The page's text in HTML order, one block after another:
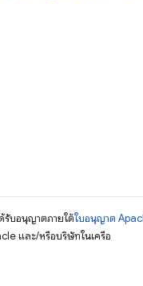
รับอนุญาตภายใต้ใบอนุญาต
และ/หรือบริษัทในเครือ